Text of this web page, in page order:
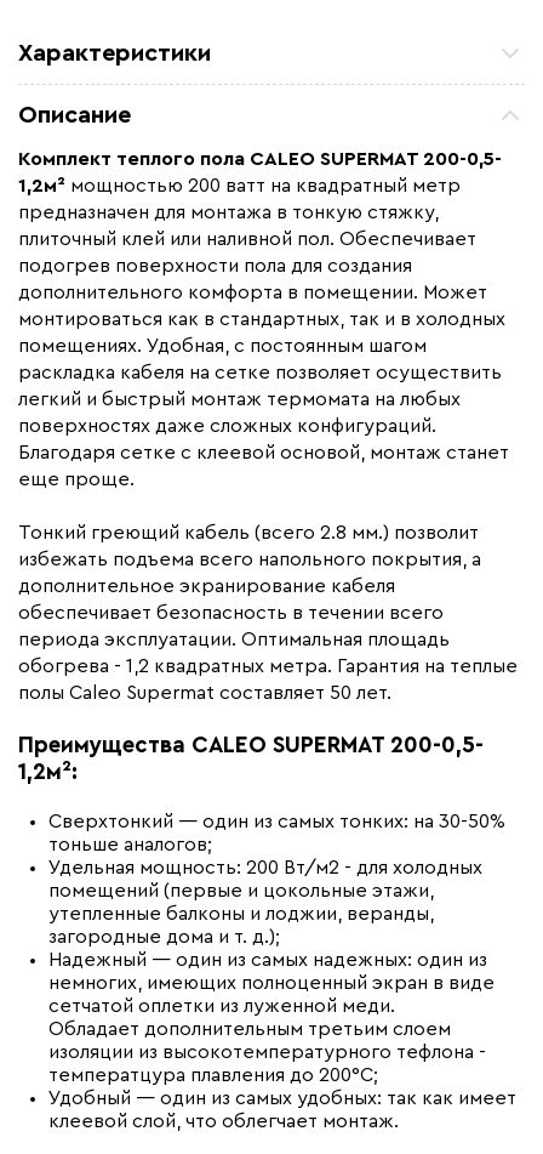
Характеристики
Мощность (Вт)
Назначение Под плитку / керамогранит
Монтаж В плиточный клей
Макс. рабочая температура (C)
Макс. ток нагрузки (А) 1,08
Ширина (мм)
Толщина (мм)
Длина установочного провода, м
Срок службы(год)
Вес (кг)
Коллекция Caleo Supermat
Бренд Caleo
Описание
Комплект теплого пола CALEO SUPERMAT 200-0,5-
1,2м² мощностью 200 ватт на квадратный метр
предназначен для монтажа в тонкую стяжку,
плиточный клей или наливной пол. Обеспечивает
подогрев поверхности пола для создания
дополнительного комфорта в помещении. Может
монтироваться как в стандартных, так и в холодных
помещениях. Удобная, с постоянным шагом
раскладка кабеля на сетке позволяет осуществить
легкий и быстрый монтаж термомата на любых
поверхностях даже сложных конфигураций.
Благодаря сетке с клеевой основой, монтаж станет
еще проще.
Тонкий греющий кабель (всего 2.8 мм.) позволит
избежать подъема всего напольного покрытия, а
дополнительное экранирование кабеля
обеспечивает безопасность в течении всего
периода эксплуатации. Оптимальная площадь
обогрева - 1,2 квадратных метра. Гарантия на теплые
полы Caleo Supermat составляет 50 лет.
Преимущества CALEO SUPERMAT 200-0,5-
1,2м²:
Сверхтонкий — один из самых тонких: на 30-50%
тоньше аналогов;
Удельная мощность: 200 Вт/м2 - для холодных
помещений (первые и цокольные этажи,
утепленные балконы и лоджии, веранды,
загородные дома и т. д.);
Надежный — один из самых надежных: один из
немногих, имеющих полноценный экран в виде
сетчатой оплетки из луженной меди.
Обладает дополнительным третьим слоем
изоляции из высокотемпературного тефлона -
температцура плавления до 200°С;
Удобный — один из самых удобных: так как имеет
клеевой слой, что облегчает монтаж.